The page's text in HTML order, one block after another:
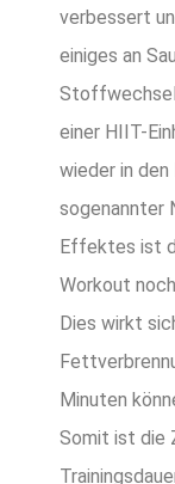
verbessert
einiges an
Stoffwechsel
einer HIIT-
wieder in
sogenannter
Effektes ist
Workout
Dies wirkt
Minuten
Somit ist die